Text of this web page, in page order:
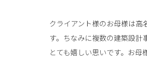
クライアント様のお母様は
す。ちなみに複数の建築設
とても嬉しい思いです。お